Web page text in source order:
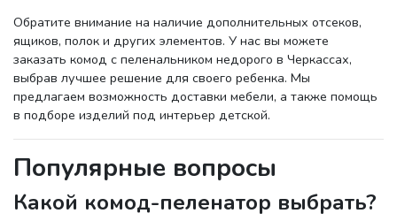
Обратите внимание на наличие дополнительных отсеков,
ящиков, полок и других элементов. У нас вы можете
заказать комод с пеленальником недорого в Черкассах,
выбрав лучшее решение для своего ребенка. Мы
предлагаем возможность доставки мебели, а также помощь
в подборе изделий под интерьер детской.
Популярные вопросы
Какой комод-пеленатор выбрать?